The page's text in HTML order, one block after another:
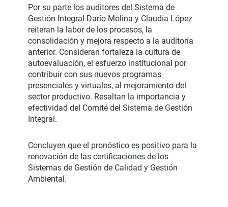
Por su parte los auditores del Sistema de
Gestión Integral Darío Molina y Claudia López
reiteran la labor de los procesos, la
consolidación y mejora respecto a la auditoría
anterior. Consideran fortaleza la cultura de
autoevaluación, el esfuerzo institucional por
contribuir con sus nuevos programas
presenciales y virtuales, al mejoramiento del
sector productivo. Resaltan la importancia y
efectividad del Comité del Sistema de Gestión
Integral.
Concluyen que el pronóstico es positivo para la
renovación de las certificaciones de los
Sistemas de Gestión de Calidad y Gestión
Ambiental.